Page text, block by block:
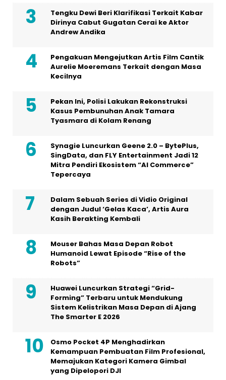
Tengku Dewi Beri Klarifikasi Terkait Kabar
Dirinya Cabut Gugatan Cerai ke Aktor
Andrew Andika
Pengakuan Mengejutkan Artis Film Cantik
Aurelie Moeremans Terkait dengan Masa
Kecilnya
Pekan Ini, Polisi Lakukan Rekonstruksi
Kasus Pembunuhan Anak Tamara
Tyasmara di Kolam Renang
Synagie Luncurkan Geene 2.0 – BytePlus,
SingData, dan FLY Entertainment Jadi 12
Mitra Pendiri Ekosistem “AI Commerce”
Tepercaya
Dalam Sebuah Series di Vidio Original
dengan Judul ‘Gelas Kaca’, Artis Aura
Kasih Berakting Kembali
Mouser Bahas Masa Depan Robot
Humanoid Lewat Episode “Rise of the
Robots”
Huawei Luncurkan Strategi “Grid-
Forming” Terbaru untuk Mendukung
Sistem Kelistrikan Masa Depan di Ajang
The Smarter E 2026
Osmo Pocket 4P Menghadirkan
Kemampuan Pembuatan Film Profesional,
Memajukan Kategori Kamera Gimbal
yang Dipelopori DJI